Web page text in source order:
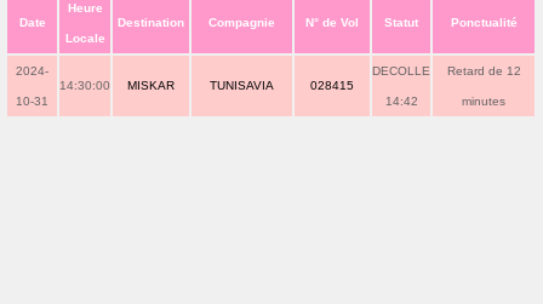
Date
Heure
Locale
Destination Compagnie N° de Vol Statut Ponctualité
2024-
10-31
14:30:00 MISKAR TUNISAVIA 028415
DECOLLE
14:42
Retard de 12
minutes